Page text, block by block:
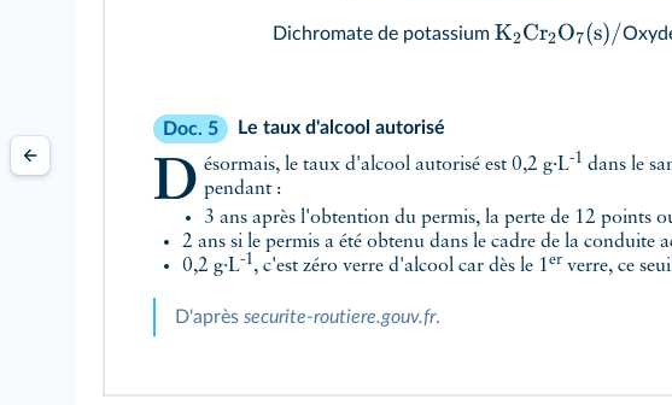
Dichromate de potassium K2Cr2O7(s)/
Doc. 5
Le taux d'alcool autorisé
Désormais, le taux d'alcool autorisé est 0,2 g·L-1 dans le
pendant :
3 ans après l'obtention du permis, la perte de 12 points
2 ans si le permis a été obtenu dans le cadre de la conduite
0,2 g·L-1, c'est zéro verre d'alcool car dès le 1er verre, ce
D'après securite-routiere.gouv.fr.